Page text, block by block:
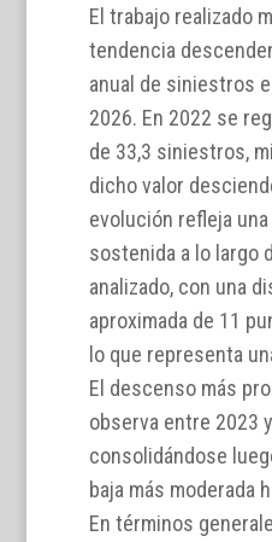
El trabajo realizado
tendencia
anual de siniestros
2026. En 2022 se
de 33,3 siniestros,
dicho valor
evolución refleja
sostenida a lo largo
analizado, con una
aproximada de 11
lo que representa
El descenso más
observa entre 2023
consolidándose
baja más moderada
En términos